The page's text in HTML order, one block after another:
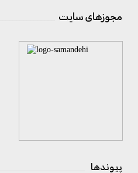
مجوزهای سایت
پیوندها _________________________